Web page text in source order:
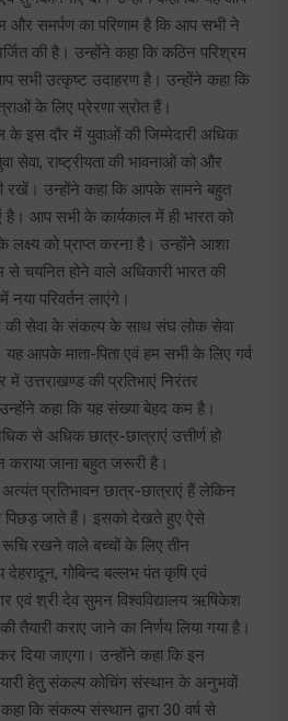
और समर्पण का परिणाम है कि आप सभी ने
की है। उन्होंने कहा कि कठिन परिश्रम
सभी उत्कृष्ट उदाहरण है। उन्होंने कहा कि
के लिए प्रेरणा स्रोत हैं।
के इस दौर में युवाओं की जिम्मेदारी अधिक
सेवा, राष्ट्रीयता की भावनाओं को और
रखें। उन्होंने कहा कि आपके सामने बहुत
है। आप सभी के कार्यकाल में ही भारत को
लक्ष्य को प्राप्त करना है। उन्होंने आशा
चयनित होने वाले अधिकारी भारत की
नया परिवर्तन लाएंगे।
की सेवा के संकल्प के साथ संघ लोक सेवा
यह आपके माता-पिता एवं हम सभी के लिए गर्व
में उत्तराखण्ड की प्रतिभाएं निरंतर
कहा कि यह संख्या बेहद कम है।
से अधिक छात्र-छात्राएं उत्तीर्ण हो
कराया जाना बहुत जरूरी है।
प्रतिभावन छात्र-छात्राएं हैं लेकिन
पिछड़ जाते हैं। इसको देखते हुए ऐसे
रूचि रखने वाले बच्चों के लिए तीन
देहरादून, गोबिन्द बल्लभ पंत कृषि एवं
एवं श्री देव सुमन विश्वविद्यालय ऋषिकेश
तैयारी कराए जाने का निर्णय लिया गया है।
दिया जाएगा। उन्होंने कहा कि इन
तैयारी हेतु संकल्प कोचिंग संस्थान के अनुभवों
कि संकल्प संस्थान द्वारा 30 वर्ष से